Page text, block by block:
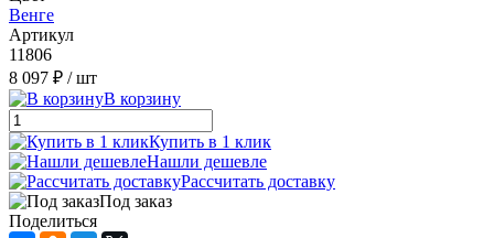
Венге
Артикул
11806
8 097 ₽ / шт
В корзину
Купить в 1 клик
Нашли дешевле
Рассчитать доставку
Под заказ
Поделиться